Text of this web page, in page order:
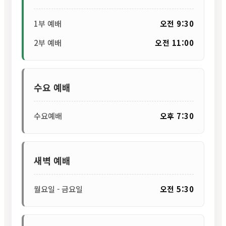
1부 예배
오전 9:30
2부 예배
오전 11:00
수요 예배
수요예배 오후 7:30
새벽 예배
월요일 - 금요일 오전 5:30